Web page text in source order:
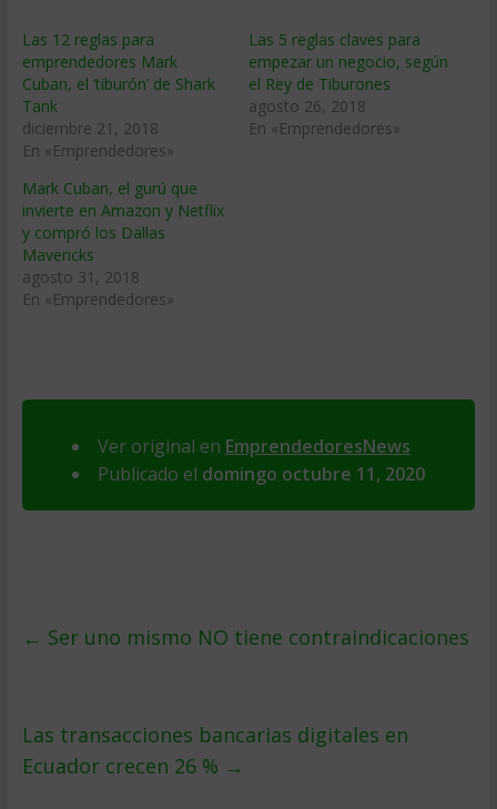
Las 12 reglas para
emprendedores Mark
Cuban, el ‘tiburón’ de Shark
Tank
diciembre 21, 2018
En «Emprendedores»
Las 5 reglas claves para
empezar un negocio, según
el Rey de Tiburones
agosto 26, 2018
En «Emprendedores»
Mark Cuban, el gurú que
invierte en Amazon y Netflix
y compró los Dallas
Mavericks
agosto 31, 2018
En «Emprendedores»
Ver original en EmprendedoresNews
Publicado el domingo octubre 11, 2020
← Ser uno mismo NO tiene contraindicaciones
Las transacciones bancarias digitales en
Ecuador crecen 26 % →